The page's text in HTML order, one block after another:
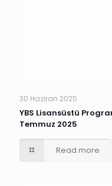
30 Haziran 2025
YBS Lisansüstü
Temmuz 2025
Read more